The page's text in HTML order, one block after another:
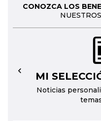
CONOZCA LOS
MI
Noticias
←